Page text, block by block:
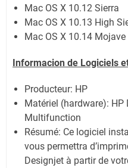
Mac OS X 10.12 Sierra
Mac OS X 10.13 High
Mac OS X 10.14 Mojave
Informacion de Logiciels
Producteur: HP
Matériel (hardware): HP
Multifunction
Résumé: Ce logiciel
vous permettra
Designjet à partir de